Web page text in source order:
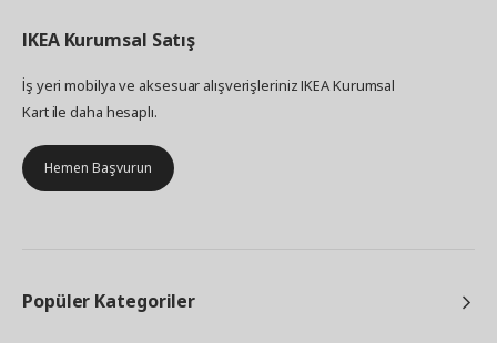
IKEA Kurumsal Satış
İş yeri mobilya ve aksesuar alışverişleriniz IKEA Kurumsal
Kart ile daha hesaplı.
Hemen Başvurun
Popüler Kategoriler